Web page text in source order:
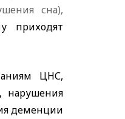
сна),
приходят
ЦНС,
нарушения
деменции